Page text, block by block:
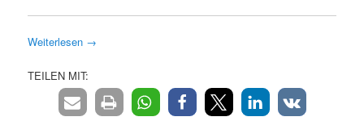
Weiterlesen →
TEILEN MIT: